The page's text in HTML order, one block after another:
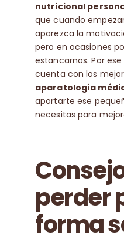
nutricional
que cuando
aparezca la
pero en ocasiones
estancarnos. Por
cuenta con los
aparatología
aportarte ese
necesitas para
perder
forma